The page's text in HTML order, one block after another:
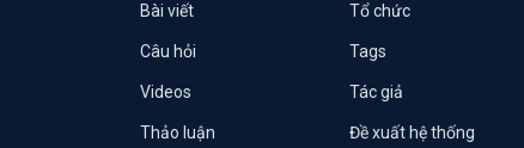
Bài viết Tổ chức
Câu hỏi Tags
Videos Tác giả
Thảo luận Đề xuất hệ thống